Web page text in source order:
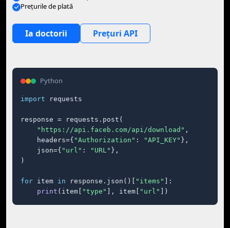
Preţurile de plată
Ia doctorii Prețuri API
Python
import requests
response = requests.post(
"https://api.faceb.com/api/download" ,
    headers={
"Authorization" : "API_KEY" },
    json={
"url" : "URL" },
)
for item in response.json()[ "items"
]:
print (item[ "type" ], item[ "url" ])